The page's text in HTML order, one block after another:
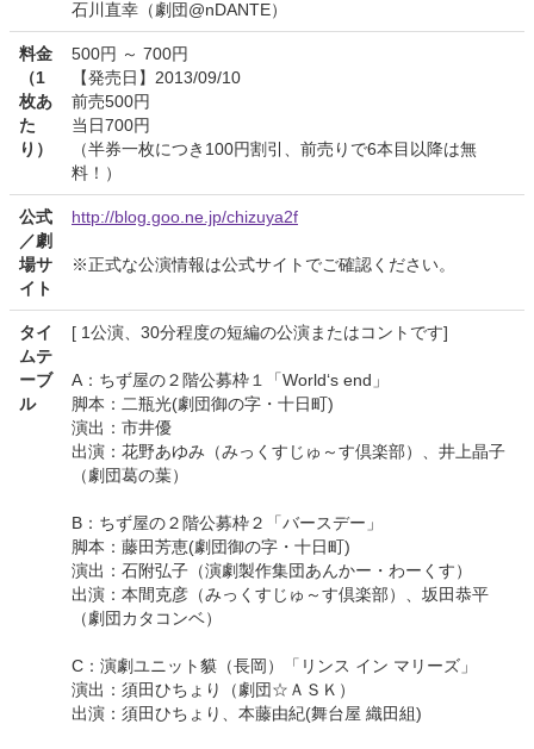
石川直幸（劇団@nDANTE）
料金
（1
枚あ
た
り）
500円 ～ 700円
【発売日】2013/09/10
前売500円
当日700円
（半券一枚につき100円割引、前売りで6本目以降は無
料！）
公式
／劇
場サ
イト
http://blog.goo.ne.jp/chizuya2f
※正式な公演情報は公式サイトでご確認ください。
タイ
ムテ
ーブ
ル
[ 1公演、30分程度の短編の公演またはコントです]
A：ちず屋の２階公募枠１「World‘s end」
脚本：二瓶光(劇団御の字・十日町)
演出：市井優
出演：花野あゆみ（みっくすじゅ～す倶楽部）、井上晶子
（劇団葛の葉）
B：ちず屋の２階公募枠２「バースデー」
脚本：藤田芳恵(劇団御の字・十日町)
演出：石附弘子（演劇製作集団あんかー・わーくす）
出演：本間克彦（みっくすじゅ～す倶楽部）、坂田恭平
（劇団カタコンベ）
C：演劇ユニット貘（長岡）「リンス イン マリーズ」
演出：須田ひちょり（劇団☆ＡＳＫ）
出演：須田ひちょり、本藤由紀(舞台屋 織田組)